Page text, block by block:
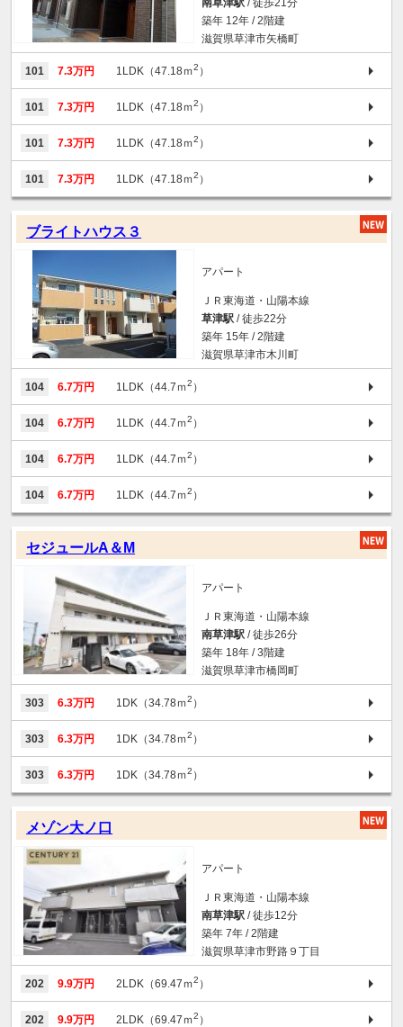
築年 12年 / 2階建
滋賀県草津市矢橋町
101 7.3万円 1LDK（47.18ｍ2 ）
101 7.3万円 1LDK（47.18ｍ2 ）
101 7.3万円 1LDK（47.18ｍ2 ）
101 7.3万円 1LDK（47.18ｍ2 ）
ブライトハウス３
アパート
ＪＲ東海道・山陽本線
草津駅 / 徒歩22分
築年 15年 / 2階建
滋賀県草津市木川町
104 6.7万円 1LDK（44.7ｍ2 ）
104 6.7万円 1LDK（44.7ｍ2 ）
104 6.7万円 1LDK（44.7ｍ2 ）
104 6.7万円 1LDK（44.7ｍ2 ）
セジュールA＆M
アパート
ＪＲ東海道・山陽本線
南草津駅 / 徒歩26分
築年 18年 / 3階建
滋賀県草津市橋岡町
303 6.3万円 1DK（34.78ｍ2 ）
303 6.3万円 1DK（34.78ｍ2 ）
303 6.3万円 1DK（34.78ｍ2 ）
メゾン大ノ口
アパート
ＪＲ東海道・山陽本線
南草津駅 / 徒歩12分
築年 7年 / 2階建
滋賀県草津市野路９丁目
202 9.9万円 2LDK（69.47ｍ2 ）
202 9.9万円 2LDK（69.47ｍ2 ）